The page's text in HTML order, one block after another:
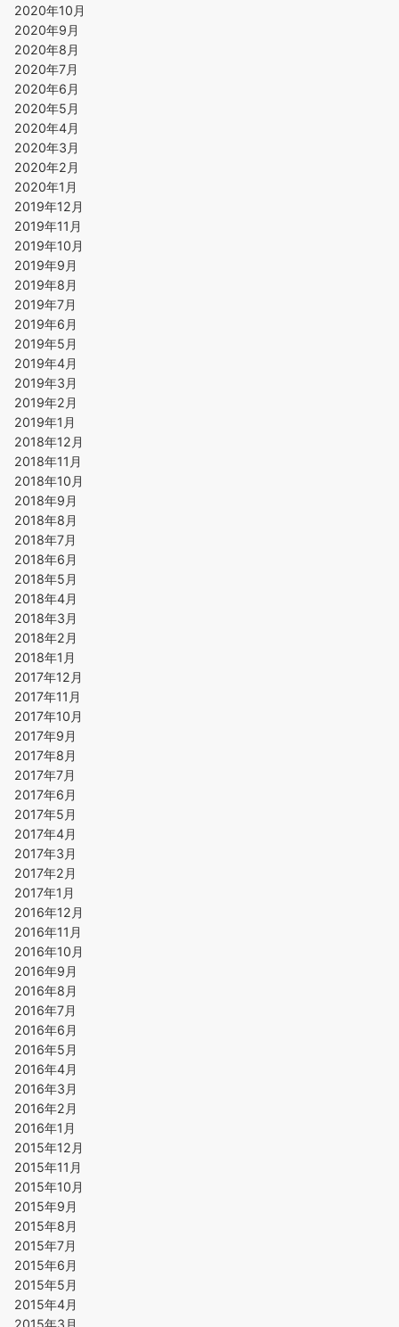
2020年10月
2020年9月
2020年8月
2020年7月
2020年6月
2020年5月
2020年4月
2020年3月
2020年2月
2020年1月
2019年12月
2019年11月
2019年10月
2019年9月
2019年8月
2019年7月
2019年6月
2019年5月
2019年4月
2019年3月
2019年2月
2019年1月
2018年12月
2018年11月
2018年10月
2018年9月
2018年8月
2018年7月
2018年6月
2018年5月
2018年4月
2018年3月
2018年2月
2018年1月
2017年12月
2017年11月
2017年10月
2017年9月
2017年8月
2017年7月
2017年6月
2017年5月
2017年4月
2017年3月
2017年2月
2017年1月
2016年12月
2016年11月
2016年10月
2016年9月
2016年8月
2016年7月
2016年6月
2016年5月
2016年4月
2016年3月
2016年2月
2016年1月
2015年12月
2015年11月
2015年10月
2015年9月
2015年8月
2015年7月
2015年6月
2015年5月
2015年4月
2015年3月